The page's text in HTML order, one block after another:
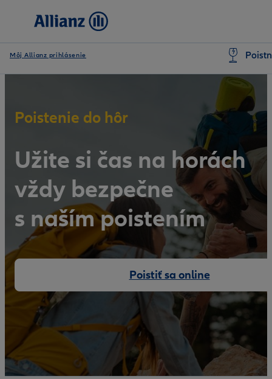
Môj Allianz prihlásenie
Poistenie do hôr
Užite si čas na horách
vždy bezpečne
s naším poistením
Poistiť sa online
Benefity
Platnosť poistenia